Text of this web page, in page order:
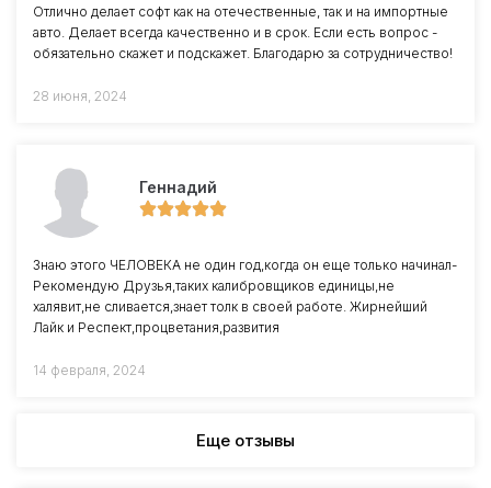
Отлично делает софт как на отечественные, так и на импортные
авто. Делает всегда качественно и в срок. Если есть вопрос -
обязательно скажет и подскажет. Благодарю за сотрудничество!
28 июня, 2024
Геннадий
Знаю этого ЧЕЛОВЕКА не один год,когда он еще только начинал-
Рекомендую Друзья,таких калибровщиков единицы,не
халявит,не сливается,знает толк в своей работе. Жирнейший
Лайк и Респект,процветания,развития
14 февраля, 2024
Еще отзывы